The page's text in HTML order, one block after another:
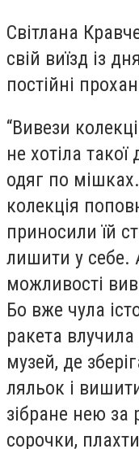
Світлана
свій виїзд із
постійні
“Вивези
не хотіла
одяг по
колекція
приносили їй
лишити у себе.
можливості
Бо вже чула
ракета
музей, де
ляльок і
зібране нею
сорочки,